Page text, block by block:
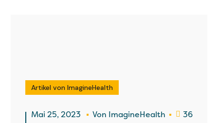
Artikel von ImagineHealth
Mai 25, 2023 Von ImagineHealth
36